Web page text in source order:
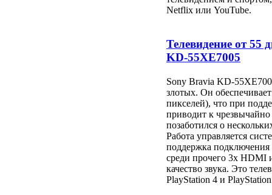
Netflix или YouTube.
Телевидение от 55
KD-55XE7005
Sony Bravia KD-
злотых. Он
пикселей), что при
приводит к
позаботился о
Работа управляется
поддержка
среди прочего 3x HDMI
качество звука. Это
PlayStation 4 и